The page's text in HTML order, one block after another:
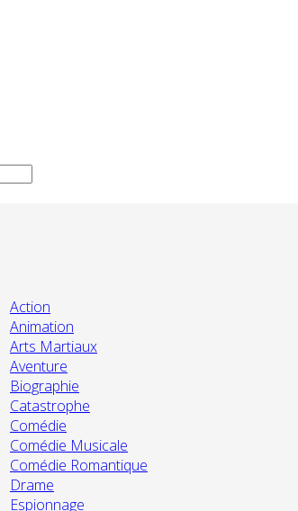
Action
Animation
Arts Martiaux
Aventure
Biographie
Catastrophe
Comédie
Comédie Musicale
Comédie Romantique
Drame
Espionnage